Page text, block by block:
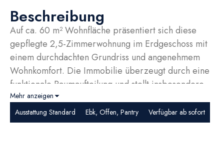
Beschreibung
Auf ca. 60 m² Wohnfläche präsentiert sich diese
gepflegte 2,5-Zimmerwohnung im Erdgeschoss mit
einem durchdachten Grundriss und angenehmem
Wohnkomfort. Die Immobilie überzeugt durch eine
funktionale Raumaufteilung und stellt insbesondere
für Kapitalanleger eine attraktive
Investitionsmöglichkeit dar.
Mehr anzeigen
Ausstattung Standard
Ebk, Offen, Pantry Verfügbar ab sofort